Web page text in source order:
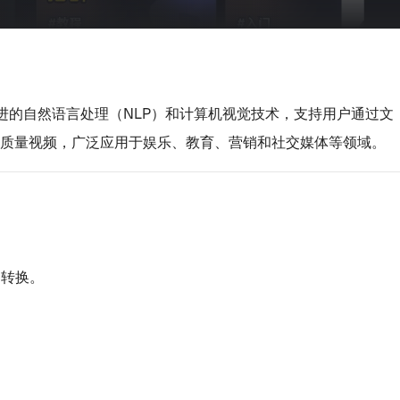
自然语言处理（NLP）和计算机视觉技术，支持用户通过文
视频，广泛应用于娱乐、教育、营销和社交媒体等领域。
换。